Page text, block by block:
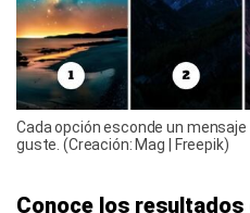
Cada opción esconde un
guste. (Creación: Mag | Freepik)
Conoce los